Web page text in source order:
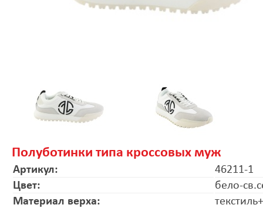
Полуботинки типа кроссовых муж
Артикул:
46211-1
Цвет:
бело-
Материал верха: